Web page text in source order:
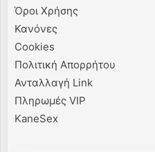
Όροι Χρήσης
Κανόνες
Cookies
Πολιτική Απορρήτου
Ανταλλαγή Link
Πληρωμές VIP
KaneSex